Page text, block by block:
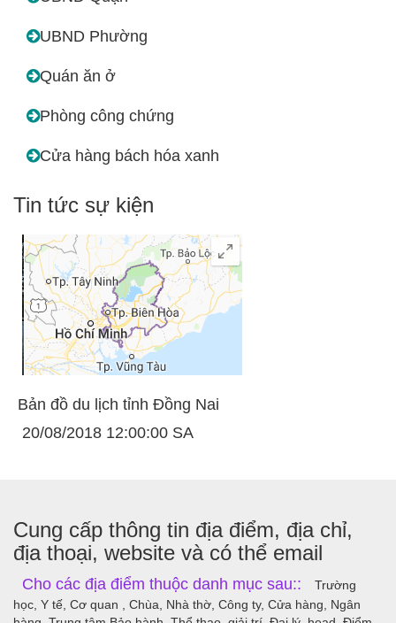
UBND Phường
Quán ăn ở
Phòng công chứng
Cửa hàng bách hóa xanh
Tin tức sự kiện
Bản đồ du lịch tỉnh Đồng Nai
20/08/2018 12:00:00 SA
Cung cấp thông tin địa điểm, địa chỉ,
địa thoại, website và có thể email
Cho các địa điểm thuộc danh mục sau::
Trường
học, Y tế, Cơ quan , Chùa, Nhà thờ, Công ty, Cửa hàng, Ngân